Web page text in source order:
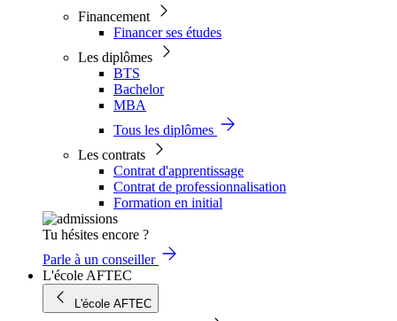
Financement
Financer ses études
Les diplômes
BTS
Bachelor
MBA
Tous les diplômes
Les contrats
Contrat d'apprentissage
Contrat de professionnalisation
Formation en initial
Tu hésites encore ?
Parle à un conseiller
L'école AFTEC
L'école AFTEC